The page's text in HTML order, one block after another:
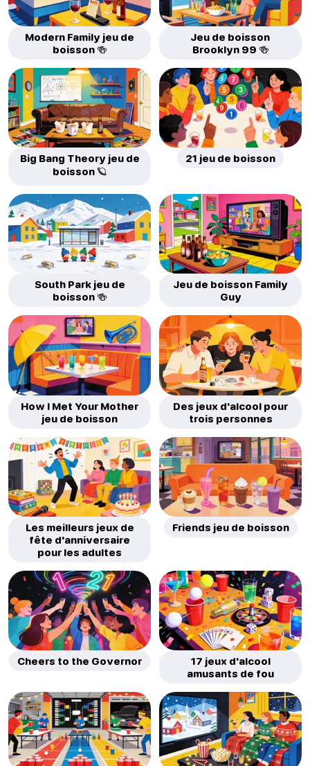
Modern Family jeu de
boisson 🍻
Jeu de boisson
Brooklyn 99 🍻
Big Bang Theory jeu de
boisson 🪐
21 jeu de boisson
South Park jeu de
boisson 🍻
Jeu de boisson Family
Guy
How I Met Your Mother
jeu de boisson
Des jeux d'alcool pour
trois personnes
Les meilleurs jeux de
fête d'anniversaire
pour les adultes
Friends jeu de boisson
Cheers to the Governor
17 jeux d'alcool
amusants de fou